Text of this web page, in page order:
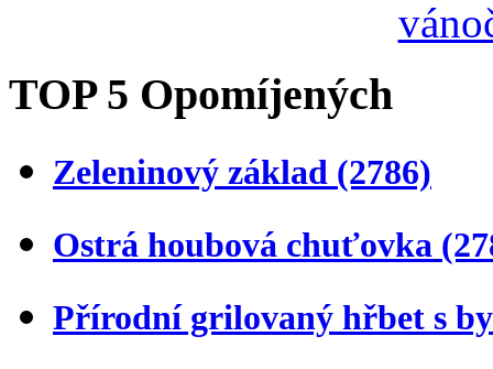
TOP 5 Opomíjených
Zeleninový základ (2786)
Ostrá houbová chuťovka
Přírodní grilovaný hřbet s